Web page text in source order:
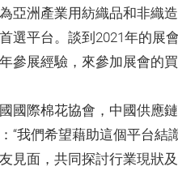
亞洲產業用紡織品和非織
選平台。談到2021年的展
參展經驗，來參加展會的
國際棉花協會，中國供應
“我們希望藉助這個平台結
見面，共同探討行業現狀